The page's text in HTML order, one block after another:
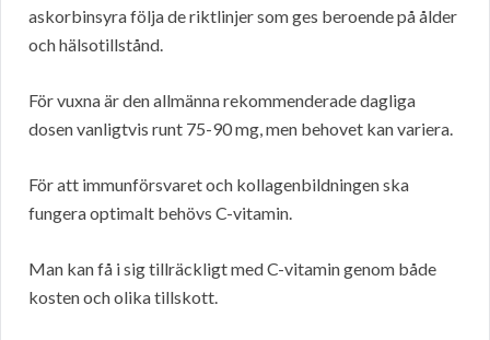
askorbinsyra följa de riktlinjer som ges beroende på ålder
och hälsotillstånd.
För vuxna är den allmänna rekommenderade dagliga
dosen vanligtvis runt 75-90 mg, men behovet kan variera.
För att immunförsvaret och kollagenbildningen ska
fungera optimalt behövs C-vitamin.
Man kan få i sig tillräckligt med C-vitamin genom både
kosten och olika tillskott.